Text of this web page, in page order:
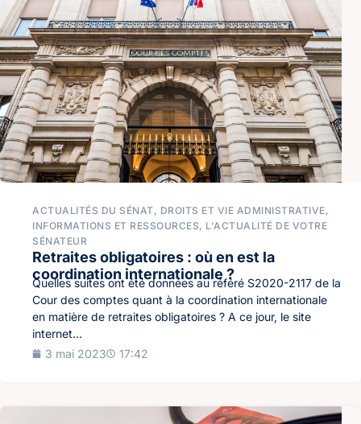
ACTUALITÉS DU SÉNAT, DROITS ET VIE ADMINISTRATIVE,
INFORMATIONS ET RESSOURCES, L'ACTUALITÉ DE VOTRE
SÉNATEUR
Retraites obligatoires : où en est la
coordination internationale ?
Quelles suites ont été données au référé S2020-2117 de la
Cour des comptes quant à la coordination internationale
en matière de retraites obligatoires ? A ce jour, le site
internet...
3 mai 2023
17:42